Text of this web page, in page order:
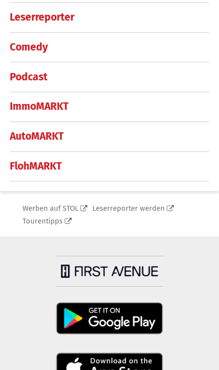
Leserreporter
Comedy
Podcast
ImmoMARKT
AutoMARKT
FlohMARKT
Werben auf STOL
Leserreporter werden
Tourentipps